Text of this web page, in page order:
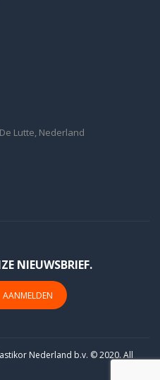
Lutte, Nederland
NIEUWSBRIEF.
AANMELDEN
Nederland b.v. © 2020. All